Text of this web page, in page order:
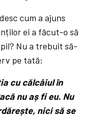
cum a ajuns
ei a făcut-o să
Nu a trebuit să-
pe tată:
cu călcâiul în
nu aș fi eu. Nu
nici să se